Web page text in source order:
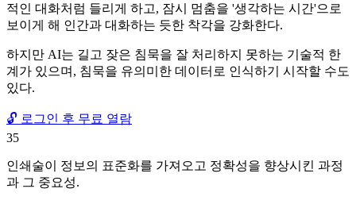
적인 대화처럼 들리게 하고, 잠시 멈춤을 '생각하는 시간'으로
보이게 해 인간과 대화하는 듯한 착각을 강화한다.
하지만 AI는 길고 잦은 침묵을 잘 처리하지 못하는 기술적 한
계가 있으며, 침묵을 유의미한 데이터로 인식하기 시작할 수도
있다.
🔓 로그인 후 무료 열람
35
인쇄술이 정보의 표준화를 가져오고 정확성을 향상시킨 과정
과 그 중요성.